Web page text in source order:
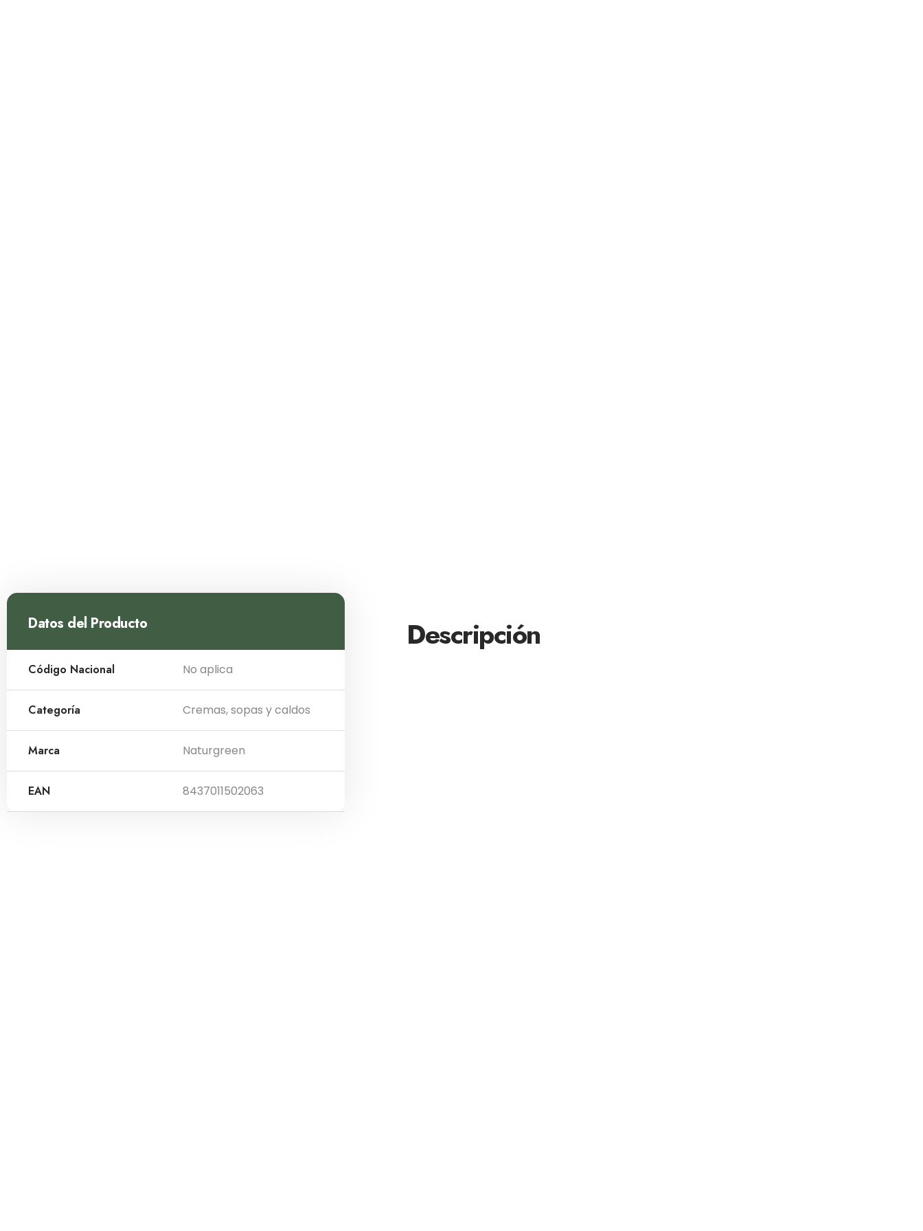
Datos del Producto
Código Nacional No aplica
Categoría Cremas, sopas y caldos
Marca Naturgreen
EAN 8437011502063
Descripción